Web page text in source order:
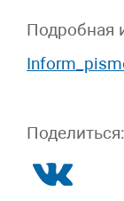
Подробная
Поделиться: